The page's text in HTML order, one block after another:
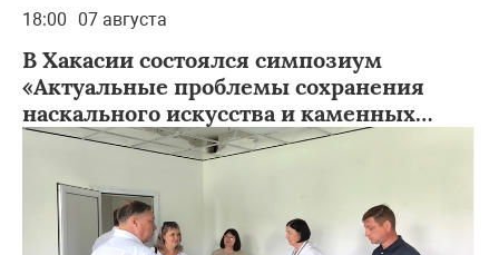
18:00 07 августа
В Хакасии состоялся симпозиум
«Актуальные проблемы сохранения
наскального искусства и каменных
изваяний на территории Евразии»